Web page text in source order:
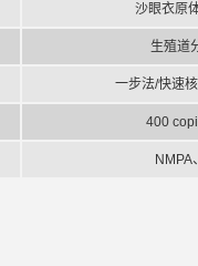
沙眼衣原
生殖道
一步法/快速
400
NMPA